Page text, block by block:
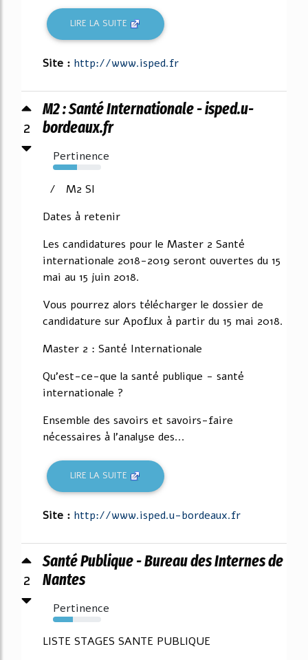
LIRE LA SUITE
Site : http://www.isped.fr
2
M2 : Santé Internationale - isped.u-
bordeaux.fr
Pertinence
50%
/ M2 SI
Dates à retenir
Les candidatures pour le Master 2 Santé
internationale 2018-2019 seront ouvertes du 15
mai au 15 juin 2018.
Vous pourrez alors télécharger le dossier de
candidature sur Apoflux à partir du 15 mai 2018.
Master 2 : Santé Internationale
Qu'est-ce-que la santé publique - santé
internationale ?
Ensemble des savoirs et savoirs-faire
nécessaires à l'analyse des...
LIRE LA SUITE
Site : http://www.isped.u-bordeaux.fr
2
Santé Publique - Bureau des Internes de
Nantes
Pertinence
42%
LISTE STAGES SANTE PUBLIQUE